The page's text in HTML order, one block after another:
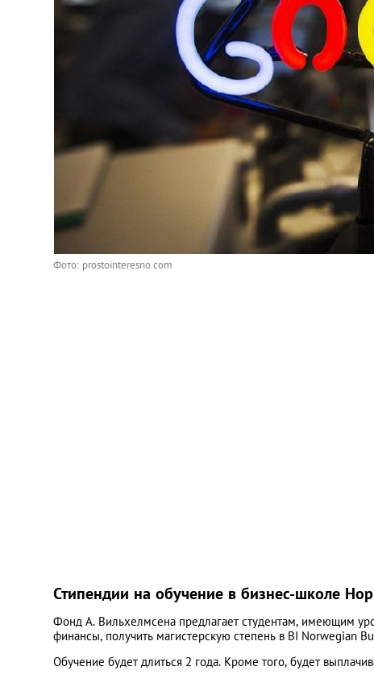
Фото: prostointeresno.com
Стипендии на обучение в бизнес-школе
Фонд А. Вильхелмсена предлагает студентам, имеющим
финансы, получить магистерскую степень в BI Norwegian
Обучение будет длиться 2 года. Кроме того, будет